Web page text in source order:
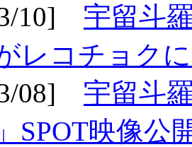
10] 宇留斗
レコチョク
08] 宇留斗
SPOT映像公